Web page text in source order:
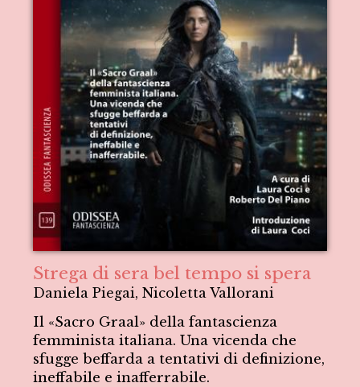
Strega di sera bel tempo si spera
Daniela Piegai, Nicoletta Vallorani
Il «Sacro Graal» della fantascienza
femminista italiana. Una vicenda che
sfugge beffarda a tentativi di definizione,
ineffabile e inafferrabile.